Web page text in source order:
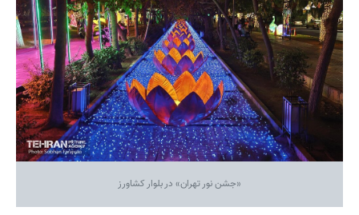
«جشن نور تهران» در بلوار کشاورز